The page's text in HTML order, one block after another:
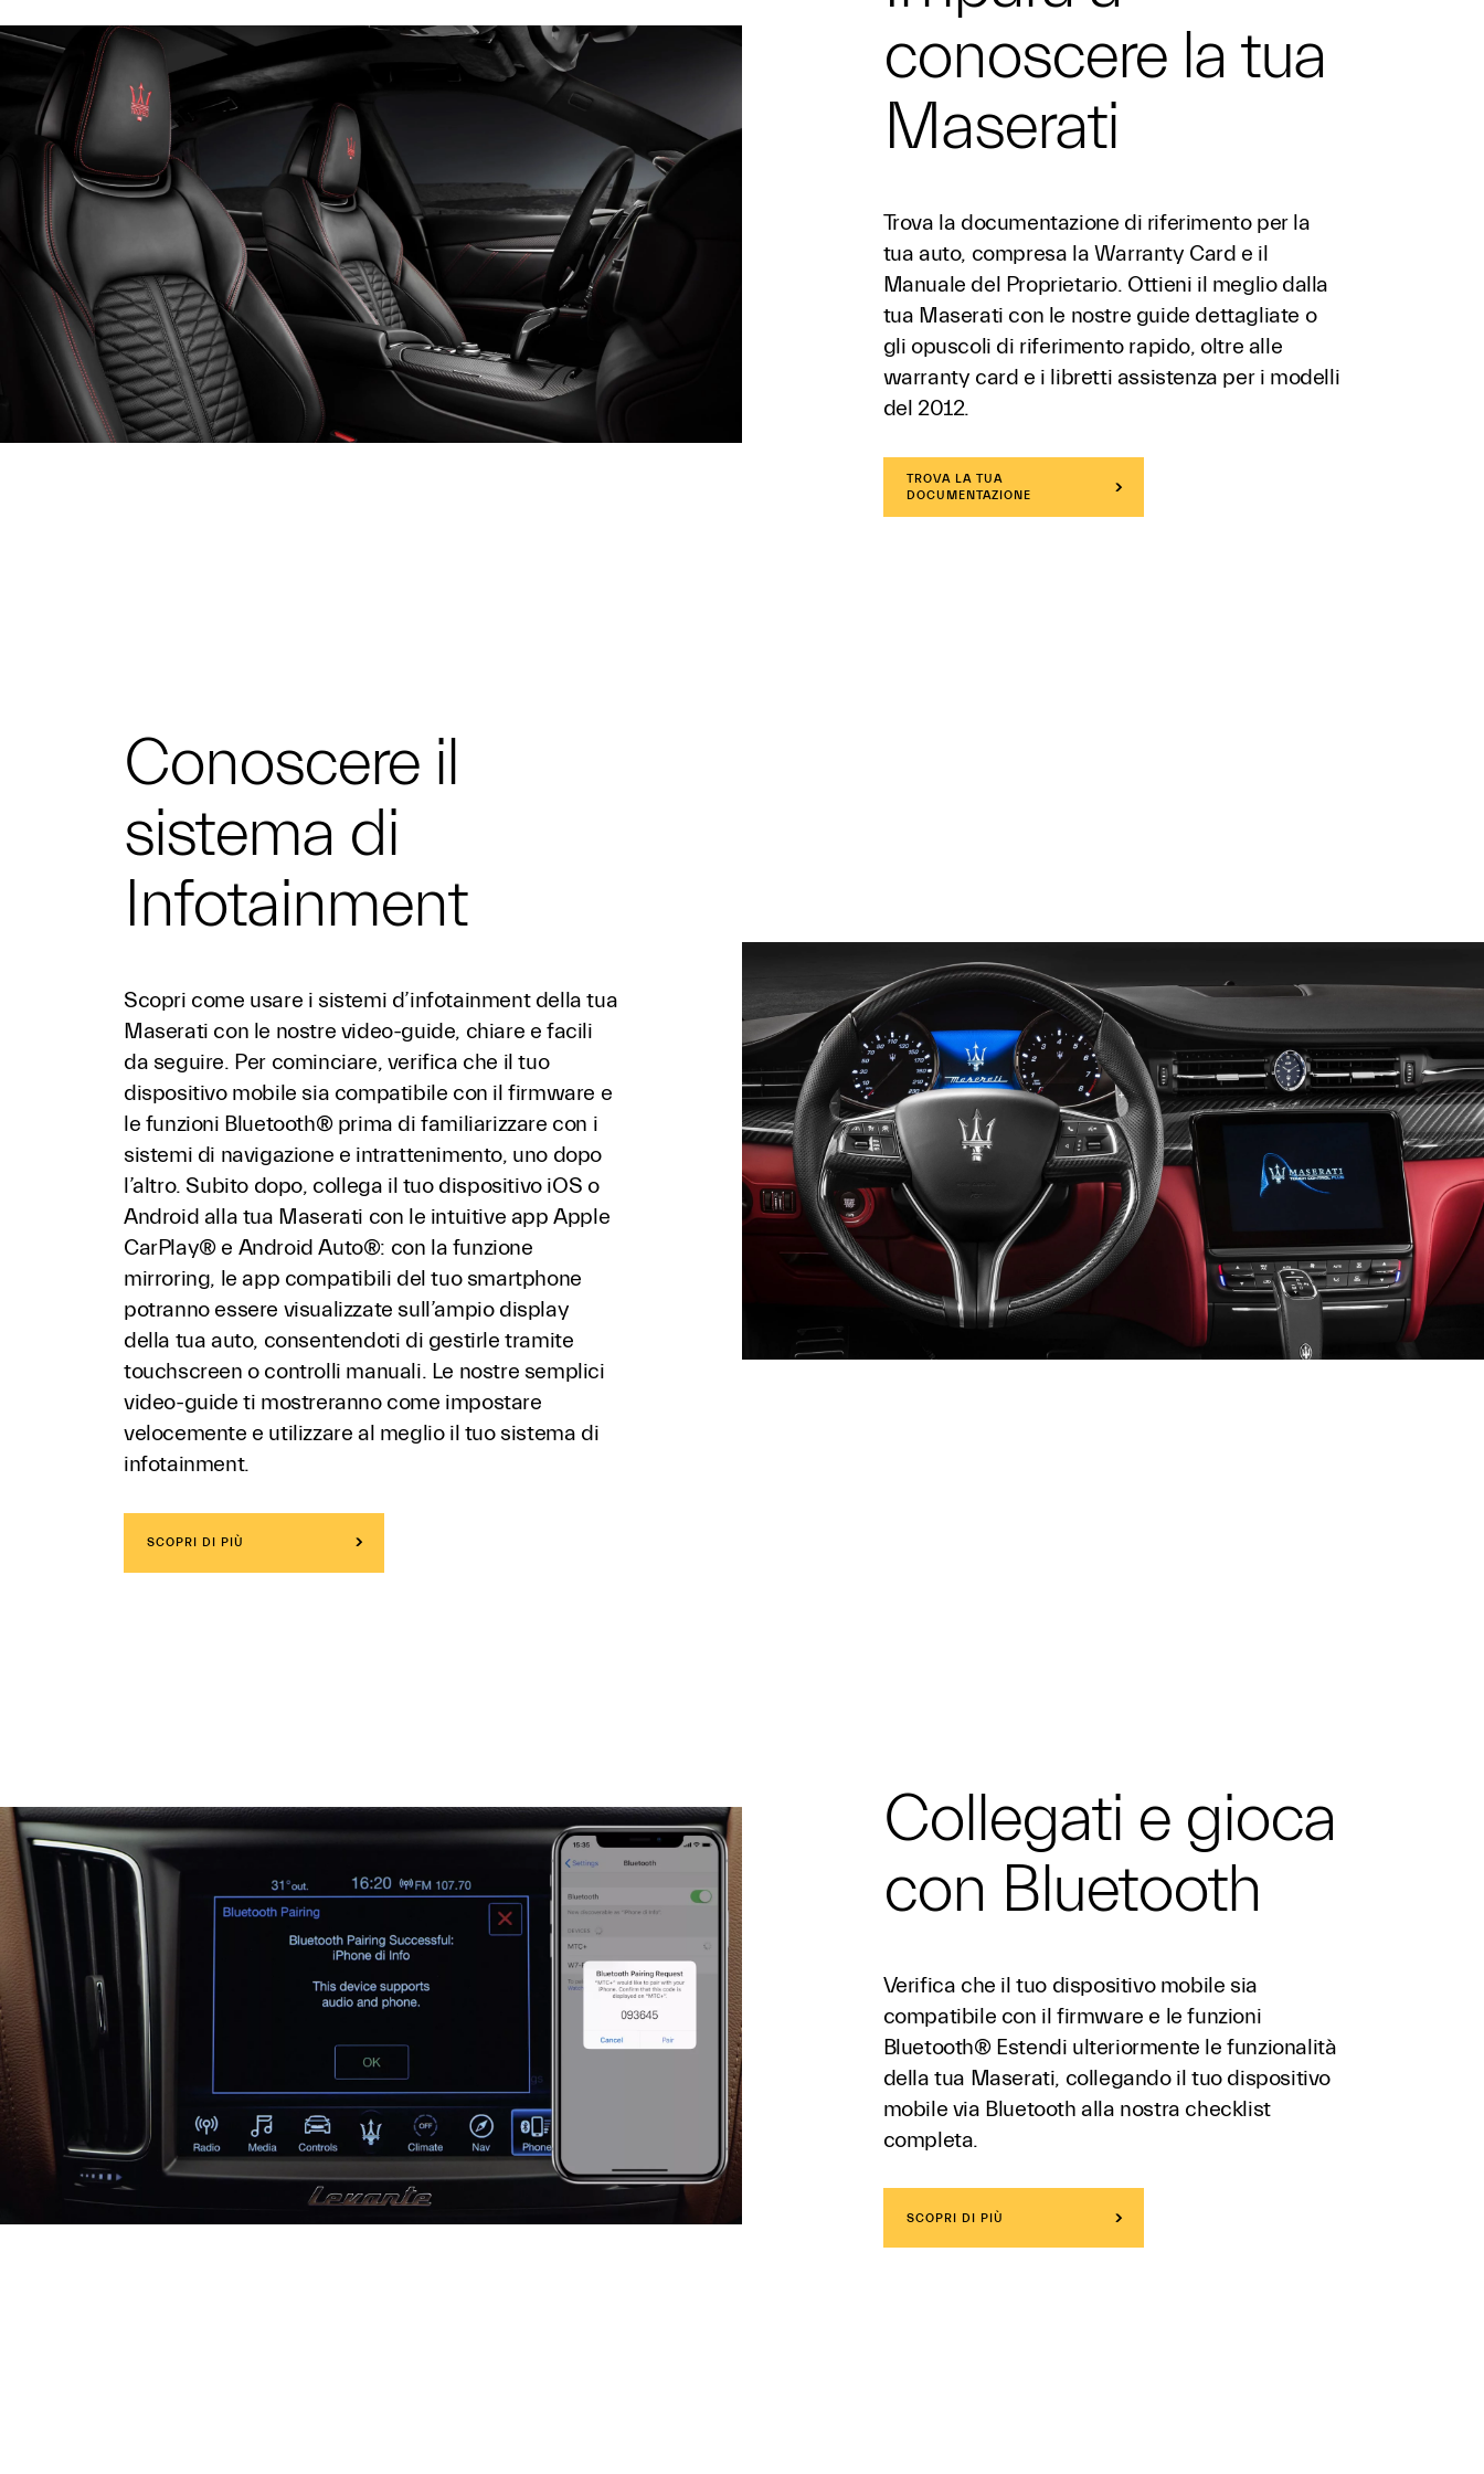
conoscere la tua
Maserati
Trova la documentazione di riferimento per la
tua auto, compresa la Warranty Card e il
Manuale del Proprietario. Ottieni il meglio dalla
tua Maserati con le nostre guide dettagliate o
gli opuscoli di riferimento rapido, oltre alle
warranty card e i libretti assistenza per i modelli
del 2012.
TROVA LA TUA
DOCUMENTAZIONE
Conoscere il
sistema di
Infotainment
Scopri come usare i sistemi d’infotainment della tua
Maserati con le nostre video-guide, chiare e facili
da seguire. Per cominciare, verifica che il tuo
dispositivo mobile sia compatibile con il firmware e
le funzioni Bluetooth® prima di familiarizzare con i
sistemi di navigazione e intrattenimento, uno dopo
l’altro. Subito dopo, collega il tuo dispositivo iOS o
Android alla tua Maserati con le intuitive app Apple
CarPlay® e Android Auto®: con la funzione
mirroring, le app compatibili del tuo smartphone
potranno essere visualizzate sull’ampio display
della tua auto, consentendoti di gestirle tramite
touchscreen o controlli manuali. Le nostre semplici
video-guide ti mostreranno come impostare
velocemente e utilizzare al meglio il tuo sistema di
infotainment.
SCOPRI DI PIÙ
Collegati e gioca
con Bluetooth
Verifica che il tuo dispositivo mobile sia
compatibile con il firmware e le funzioni
Bluetooth® Estendi ulteriormente le funzionalità
della tua Maserati, collegando il tuo dispositivo
mobile via Bluetooth alla nostra checklist
completa.
SCOPRI DI PIÙ